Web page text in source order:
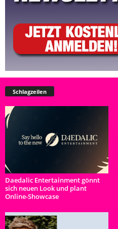
Schlagzeilen
Daedalic Entertainment gönnt
sich neuen Look und plant
Online-Showcase